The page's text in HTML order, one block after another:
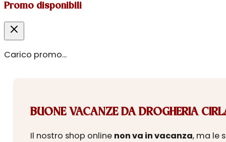
Promo disponibili
Carico promo...
BUONE VACANZE DA DROGHERIA
Il nostro shop online non va in vacanza, ma le